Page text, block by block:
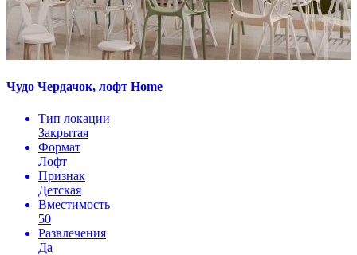
Чудо Чердачок, лофт Home
Тип локации
Закрытая
Формат
Лофт
Признак
Детская
Вместимость
50
Развлечения
Да